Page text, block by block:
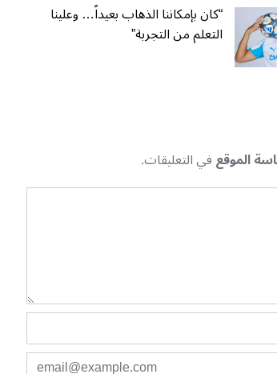
“كان بإمكاننا الذهاب بعيداً… وعلينا
التعلم من التجربة”
الموقعفي التعليقات.